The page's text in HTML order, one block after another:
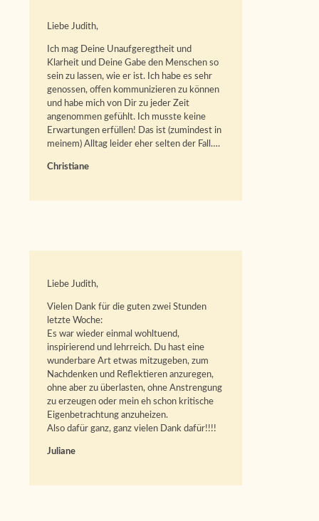
Liebe Judith,
Ich mag Deine Unaufgeregtheit und
Klarheit und Deine Gabe den Menschen so
sein zu lassen, wie er ist. Ich habe es sehr
genossen, offen kommunizieren zu können
und habe mich von Dir zu jeder Zeit
angenommen gefühlt. Ich musste keine
Erwartungen erfüllen! Das ist (zumindest in
meinem) Alltag leider eher selten der Fall….
Christiane
Liebe Judith,
Vielen Dank für die guten zwei Stunden
letzte Woche:
Es war wieder einmal wohltuend,
inspirierend und lehrreich. Du hast eine
wunderbare Art etwas mitzugeben, zum
Nachdenken und Reflektieren anzuregen,
ohne aber zu überlasten, ohne Anstrengung
zu erzeugen oder mein eh schon kritische
Eigenbetrachtung anzuheizen.
Also dafür ganz, ganz vielen Dank dafür!!!!
Juliane